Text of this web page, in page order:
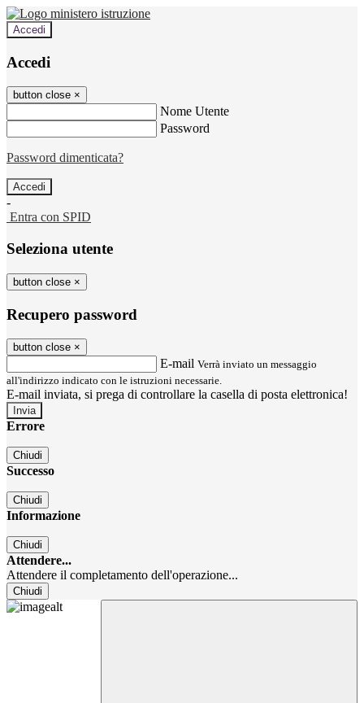
Accedi
Accedi
button close ×
Nome Utente
Password
Password dimenticata?
-
Entra con SPID
Seleziona utente
button close ×
Recupero password
button close ×
E-mail Verrà inviato un messaggio
all'indirizzo indicato con le istruzioni necessarie.
E-mail inviata, si prega di controllare la casella di posta elettronica!
Errore
Chiudi
Successo
Chiudi
Informazione
Chiudi
Attendere...
Attendere il completamento dell'operazione...
Chiudi